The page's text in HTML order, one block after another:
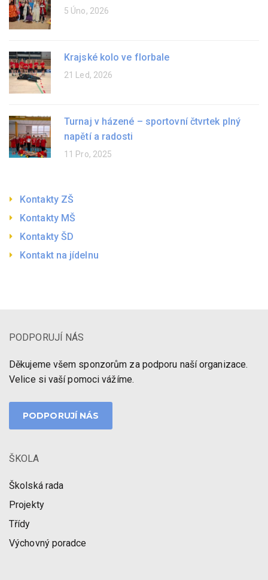
5 Úno, 2026
Krajské kolo ve florbale
21 Led, 2026
Turnaj v házené – sportovní čtvrtek plný
napětí a radosti
11 Pro, 2025
Kontakty ZŠ
Kontakty MŠ
Kontakty ŠD
Kontakt na jídelnu
PODPORUJÍ NÁS
Děkujeme všem sponzorům za podporu naší organizace.
Velice si vaší pomoci vážíme.
PODPORUJÍ NÁS
ŠKOLA
Školská rada
Projekty
Třídy
Výchovný poradce